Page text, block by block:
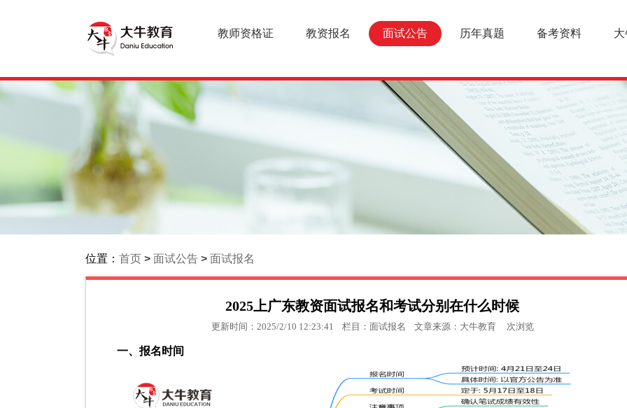
教师资格证 教资报名 面试公告 历年真题 备考资料
位置： 首页 > 面试公告 > 面试报名
2025上广东教资面试报名和考试分别在什么时候
更新时间：2025/2/10 12:23:41 栏目：面试报名 文章来源： 大牛教育 次浏览
一、报名时间
面试成绩